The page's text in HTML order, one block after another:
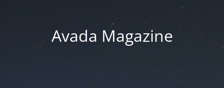
Avada Magazine